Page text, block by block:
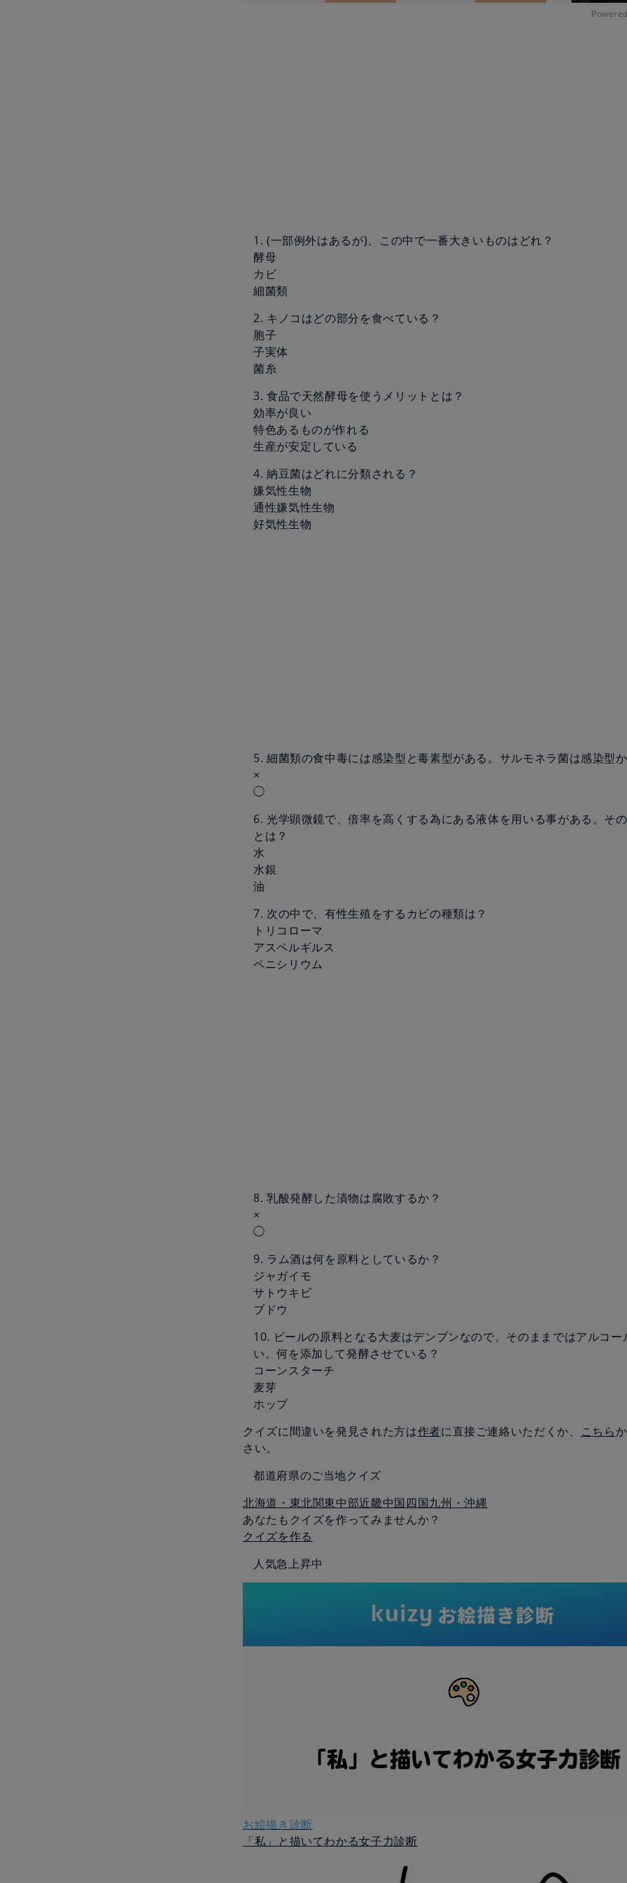
1. (一部例外はあるが)、この中で一番大きいものはどれ？
酵母
カビ
細菌類
2. キノコはどの部分を食べている？
胞子
子実体
菌糸
3. 食品で天然酵母を使うメリットとは？
効率が良い
特色あるものが作れる
生産が安定している
4. 納豆菌はどれに分類される？
嫌気性生物
通性嫌気性生物
好気性生物
5. 細菌類の食中毒には感染型と毒素型がある。サルモネラ菌は感染型
×
◯
6. 光学顕微鏡で、倍率を高くする為にある液体を用いる事がある。そ
とは？
水
水銀
油
7. 次の中で、有性生殖をするカビの種類は？
トリコローマ
アスペルギルス
ペニシリウム
8. 乳酸発酵した漬物は腐敗するか？
×
◯
9. ラム酒は何を原料としているか？
ジャガイモ
サトウキビ
ブドウ
10. ビールの原料となる大麦はデンプンなので、そのままではアルコー
い。何を添加して発酵させている？
コーンスターチ
麦芽
ホップ
クイズに間違いを発見された方は作者に直接ご連絡いただくか、 こちら
さい。
都道府県のご当地クイズ
北海道・東北関東中部近畿中国四国九州・沖縄
あなたもクイズを作ってみませんか？
クイズを作る
人気急上昇中
お絵描き診断
「私」と描いてわかる女子力診断